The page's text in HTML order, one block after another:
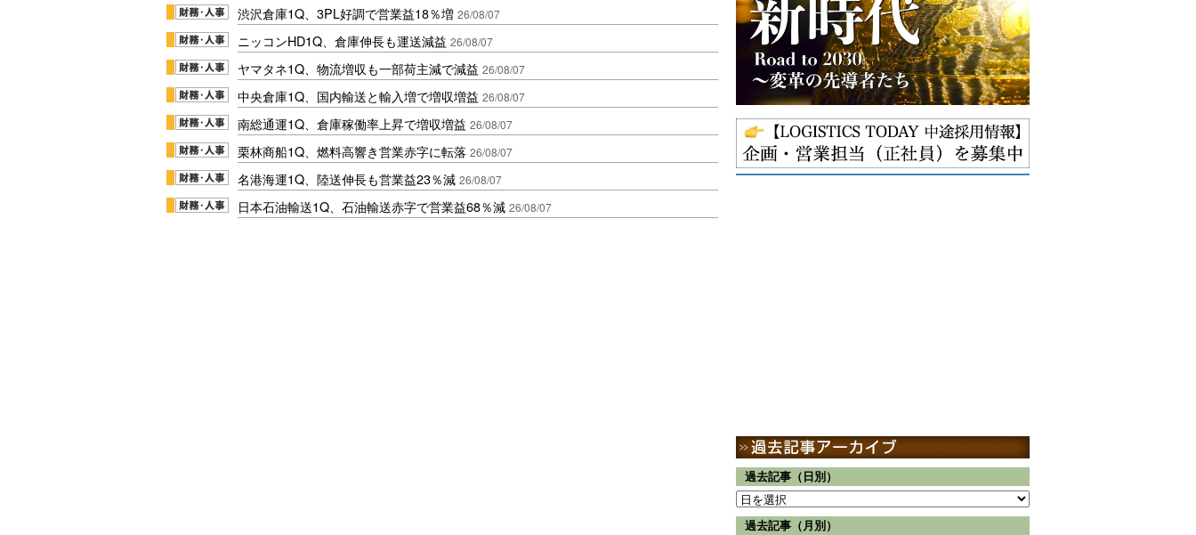
渋沢倉庫1Q、3PL好調で営業益18％増 26/08/07
ニッコンHD1Q、倉庫伸長も運送減益 26/08/07
ヤマタネ1Q、物流増収も一部荷主減で減益 26/08/07
中央倉庫1Q、国内輸送と輸入増で増収増益 26/08/07
南総通運1Q、倉庫稼働率上昇で増収増益 26/08/07
栗林商船1Q、燃料高響き営業赤字に転落 26/08/07
名港海運1Q、陸送伸長も営業益23％減 26/08/07
日本石油輸送1Q、石油輸送赤字で営業益68％減 26/08/07
過去記事（日別）
過去記事（月別）